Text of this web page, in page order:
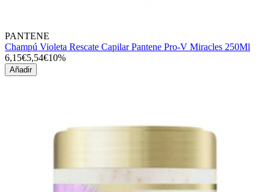
PANTENE
Champú Violeta Rescate Capilar Pantene Pro-V Miracles 250Ml
6,15€5,54€10%
Añadir